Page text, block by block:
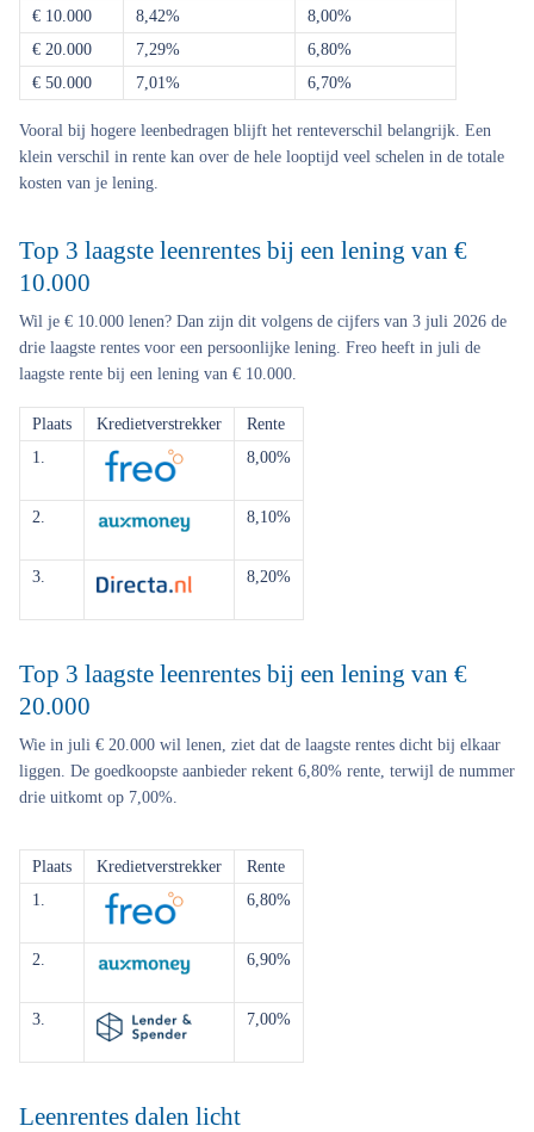
€ 10.000
8,42%
8,00%
€ 20.000
7,29%
6,80%
€ 50.000
7,01% 6,70%
Vooral bij hogere leenbedragen blijft het renteverschil belangrijk. Een
klein verschil in rente kan over de hele looptijd veel schelen in de totale
kosten van je lening.
Top 3 laagste leenrentes bij een lening van €
10.000
Wil je € 10.000 lenen? Dan zijn dit volgens de cijfers van 3 juli 2026 de
drie laagste rentes voor een persoonlijke lening. Freo heeft in juli de
laagste rente bij een lening van € 10.000.
Plaats Kredietverstrekker
Rente
1.
8,00%
2. 8,10%
3. 8,20%
Top 3 laagste leenrentes bij een lening van €
20.000
Wie in juli € 20.000 wil lenen, ziet dat de laagste rentes dicht bij elkaar
liggen. De goedkoopste aanbieder rekent 6,80% rente, terwijl de nummer
drie uitkomt op 7,00%.
Plaats Kredietverstrekker
Rente
1.
6,80%
2. 6,90%
3. 7,00%
Leenrentes dalen licht